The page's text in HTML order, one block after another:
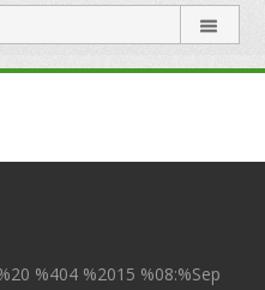
%404 %2015 %08:%Sep